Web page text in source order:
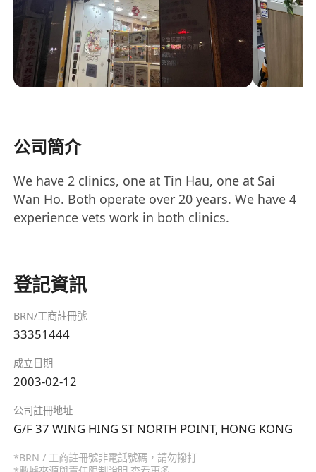
公司簡介
We have 2 clinics, one at Tin Hau, one at Sai
Wan Ho. Both operate over 20 years. We have 4
experience vets work in both clinics.
登記資訊
BRN/工商註冊號
33351444
成立日期
2003-02-12
公司註冊地址
G/F 37 WING HING ST NORTH POINT, HONG KONG
*BRN / 工商註冊號非電話號碼，請勿撥打